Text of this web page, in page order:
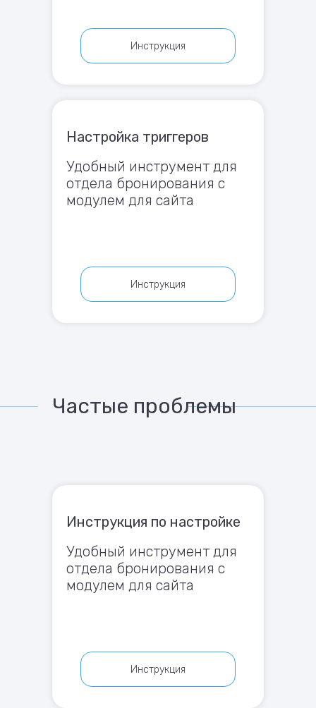
Инструкция
Удобный инструмент для
отдела бронирования с
модулем для сайта
Настройка триггеров
Инструкция
Частые проблемы
Удобный инструмент для
отдела бронирования с
модулем для сайта
Инструкция по настройке
Инструкция